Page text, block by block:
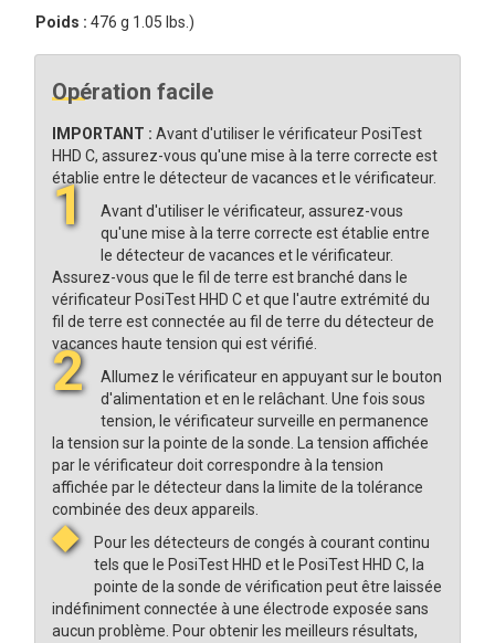
Poids : 476 g 1.05 lbs.)
Opération facile
IMPORTANT : Avant d'utiliser le vérificateur PosiTest
HHD C, assurez-vous qu'une mise à la terre correcte est
établie entre le détecteur de vacances et le vérificateur.
1
Avant d'utiliser le vérificateur, assurez-vous
qu'une mise à la terre correcte est établie entre
le détecteur de vacances et le vérificateur.
Assurez-vous que le fil de terre est branché dans le
vérificateur PosiTest HHD C et que l'autre extrémité du
fil de terre est connectée au fil de terre du détecteur de
vacances haute tension qui est vérifié.
2 Allumez le vérificateuren appuyant sur le bouton
d'alimentation et en le relâchant. Une fois sous
tension, le vérificateur surveille en permanence
la tension sur la pointe de la sonde. La tension affichée
par le vérificateur doit correspondre à la tension
affichée par le détecteur dans la limite de la tolérance
combinée des deux appareils.
◆
Pour les détecteurs de congés à courant continu
tels que le PosiTest HHD et le PosiTest HHD C, la
pointe de la sonde de vérification peut être laissée
indéfiniment connectée à une électrode exposée sans
aucun problème. Pour obtenir les meilleurs résultats,